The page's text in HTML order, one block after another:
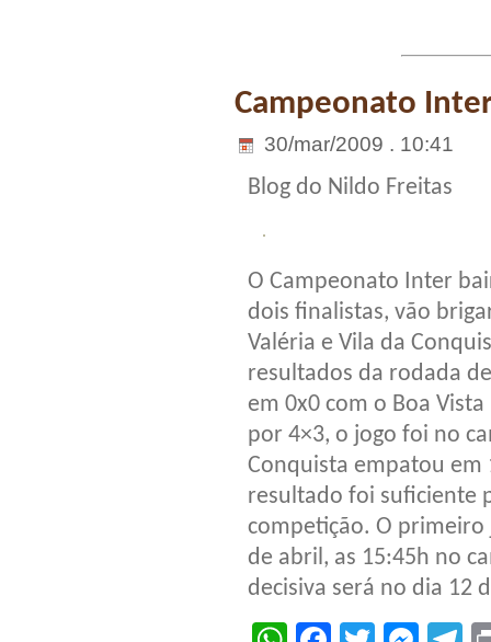
Campeonato
30/mar/2009 . 10:41
Blog do Nildo Freitas
O Campeonato Inter
dois finalistas, vão
Valéria e Vila da
resultados da rodada
em 0x0 com o Boa
por 4×3, o jogo foi no
Conquista empatou em
resultado foi suficiente
competição. O
de abril, as 15:45h no
decisiva será no dia 12